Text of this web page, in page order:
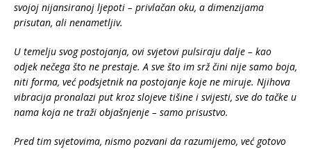
svojoj nijansiranoj ljepoti – privlačan oku, a dimenzijama
prisutan, ali nenametljiv.
U temelju svog postojanja, ovi svjetovi pulsiraju dalje – kao
odjek nečega što ne prestaje. A sve što im srž čini nije samo boja,
niti forma, već podsjetnik na postojanje koje ne miruje. Njihova
vibracija pronalazi put kroz slojeve tišine i svijesti, sve do tačke u
nama koja ne traži objašnjenje – samo prisustvo.
Pred tim svjetovima, nismo pozvani da razumijemo, već gotovo